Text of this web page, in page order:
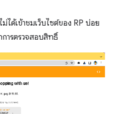
ได้เข้าชมเว็บไซต์ของ RP บ่อย
การตรวจสอบสิทธิ์